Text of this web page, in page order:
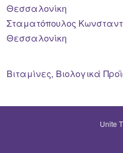
Θεσσαλονίκη
Σταματόπουλος
Θεσσαλονίκη
Βιταμίνες, Βιολογικά
Unite